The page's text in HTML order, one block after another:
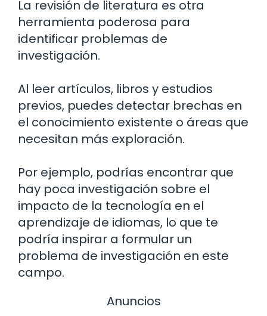
La revisión de literatura es otra
herramienta poderosa para
identificar problemas de
investigación.
Al leer artículos, libros y estudios
previos, puedes detectar brechas en
el conocimiento existente o áreas que
necesitan más exploración.
Por ejemplo, podrías encontrar que
hay poca investigación sobre el
impacto de la tecnología en el
aprendizaje de idiomas, lo que te
podría inspirar a formular un
problema de investigación en este
campo.
Anuncios